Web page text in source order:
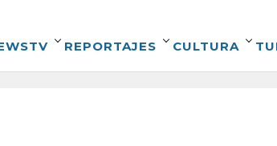
REPORTAJES CULTURA